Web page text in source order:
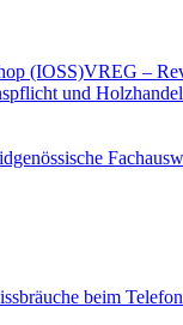
(IOSS)VREG –
und
beim